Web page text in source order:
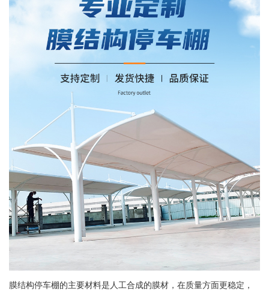
膜结构停车棚的主要材料是人工合成的膜材，在质量方面更稳定，